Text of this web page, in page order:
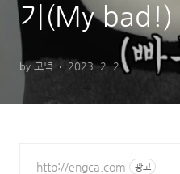
기(My bad!)
by 고녁 2023. 2. 2.
http://engca.com 광고